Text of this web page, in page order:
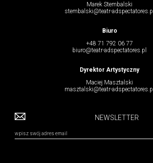
Marek Stembalski
stembalski@teatr-adspectatores.pl
Biuro
+48 71 792 06 77
biuro@teatr-adspectatores.pl
Dyrektor Artystyczny
Maciej Masztalski
masztalski@teatr-adspectatores.pl
NEWSLETTER